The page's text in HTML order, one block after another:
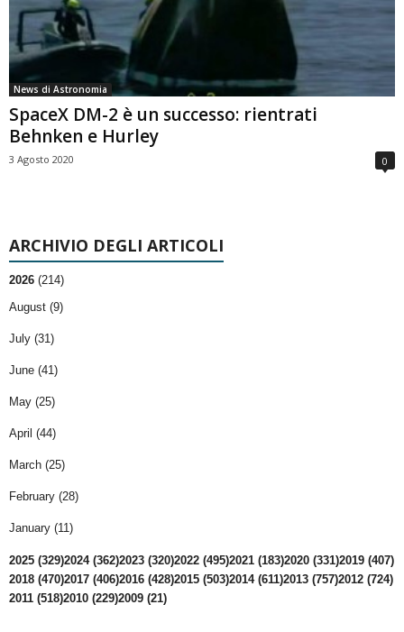
News di Astronomia
SpaceX DM-2 è un successo: rientrati
Behnken e Hurley
3 Agosto 2020 0
ARCHIVIO DEGLI ARTICOLI
2026 (214)
August (9)
July (31)
June (41)
May (25)
April (44)
March (25)
February (28)
January (11)
2025 (329)2024 (362)2023 (320)2022 (495)2021 (183)2020 (331)2019 (407)
2018 (470)2017 (406)2016 (428)2015 (503)2014 (611)2013 (757)2012 (724)
2011 (518)2010 (229)2009 (21)